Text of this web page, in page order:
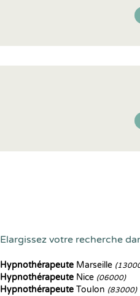
Elargissez votre recherche
Hypnothérapeute Marseille
Hypnothérapeute Nice (06000)
Hypnothérapeute Toulon (83000)